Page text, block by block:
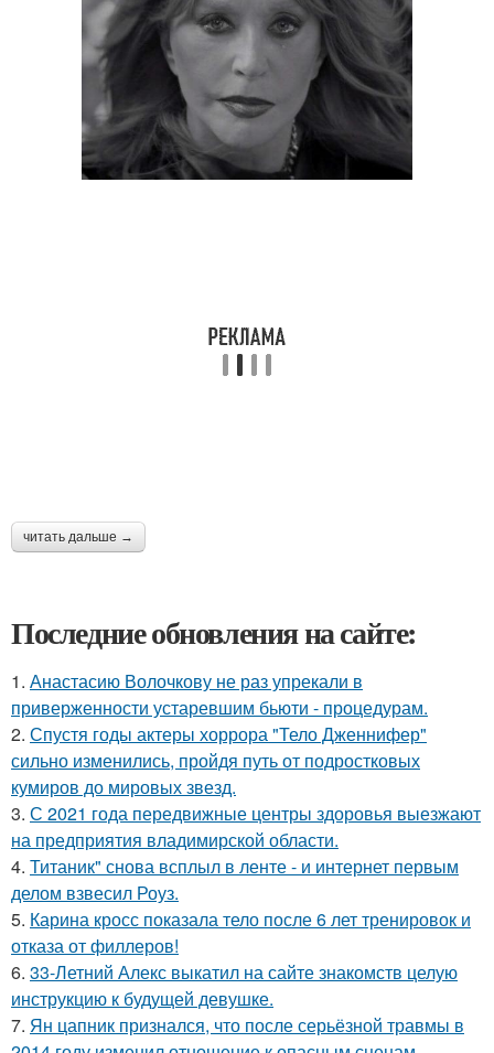
читать дальше →
Последние обновления на сайте:
1. Анастасию Волочкову не раз упрекали в
приверженности устаревшим бьюти - процедурам.
2. Спустя годы актеры хоррора "Тело Дженнифер"
сильно изменились, пройдя путь от подростковых
кумиров до мировых звезд.
3. С 2021 года передвижные центры здоровья выезжают
на предприятия владимирской области.
4. Титаник" снова всплыл в ленте - и интернет первым
делом взвесил Роуз.
5. Карина кросс показала тело после 6 лет тренировок и
отказа от филлеров!
6. 33-Летний Алекс выкатил на сайте знакомств целую
инструкцию к будущей девушке.
7. Ян цапник признался, что после серьёзной травмы в